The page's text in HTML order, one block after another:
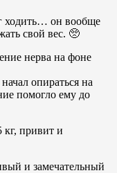
ходить… он вообще
свой вес. 🥺
нерва на фоне
опираться на
помогло ему до
кг, привит и
и замечательный